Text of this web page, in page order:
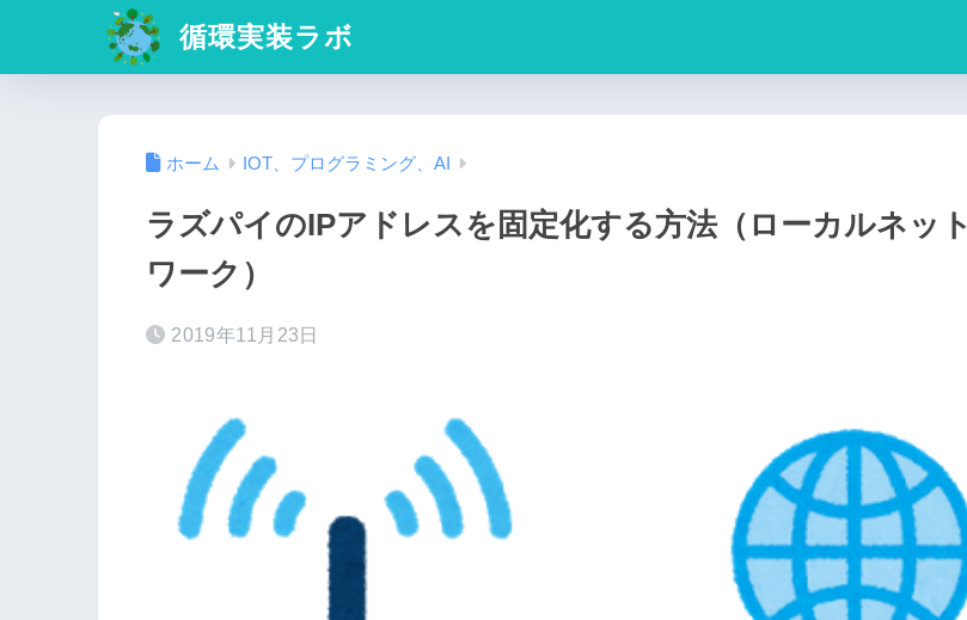
循環実装ラボ
ホーム IOT、プログラミング、AI
ラズパイのIPアドレスを固定化する方法（ローカルネット
ワーク）
2019年11月23日